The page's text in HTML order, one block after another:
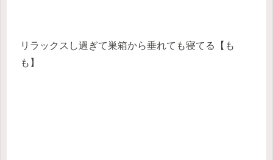
リラックスし過ぎて巣箱から垂れても寝てる【も
も】